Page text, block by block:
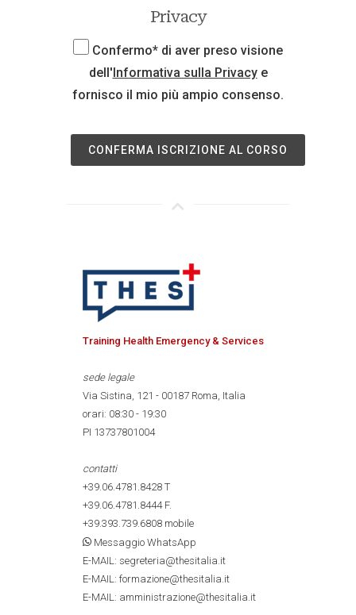
Privacy
Confermo* di aver preso visione
dell'Informativa sulla Privacye
fornisco il mio più ampio consenso.
CONFERMA ISCRIZIONE AL CORSO
Training Health Emergency & Services
sede legale
Via Sistina, 121 - 00187 Roma, Italia
orari: 08:30 - 19:30
PI 13737801004
contatti
+39.06.4781.8428 T
+39.06.4781.8444F.
+39.393.739.6808 mobile
Messaggio WhatsApp
E-MAIL: segreteria@thesitalia.it
E-MAIL: formazione@thesitalia.it
E-MAIL: amministrazione@thesitalia.it